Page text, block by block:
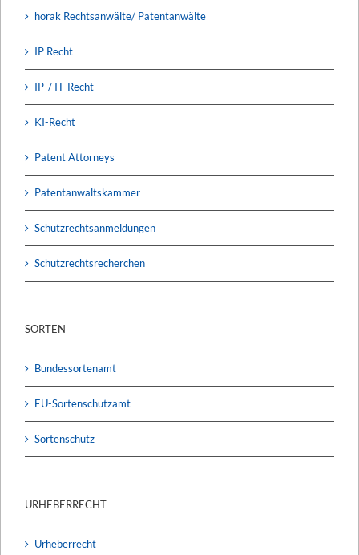
horak Rechtsanwälte/ Patentanwälte
IP Recht
IP-/ IT-Recht
KI-Recht
Patent Attorneys
Patentanwaltskammer
Schutzrechtsanmeldungen
Schutzrechtsrecherchen
SORTEN
Bundessortenamt
EU-Sortenschutzamt
Sortenschutz
URHEBERRECHT
Urheberrecht